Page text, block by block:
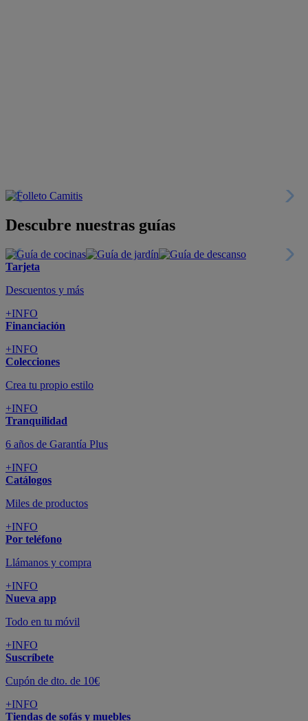
Descubre nuestras guías
Tarjeta
Descuentos y más
+INFO
Financiación
+INFO
Colecciones
Crea tu propio estilo
+INFO
Tranquilidad
6 años de Garantía Plus
+INFO
Catálogos
Miles de productos
+INFO
Por teléfono
Llámanos y compra
+INFO
Nueva app
Todo en tu móvil
+INFO
Suscríbete
Cupón de dto. de 10€
+INFO
Tiendas de sofás y muebles